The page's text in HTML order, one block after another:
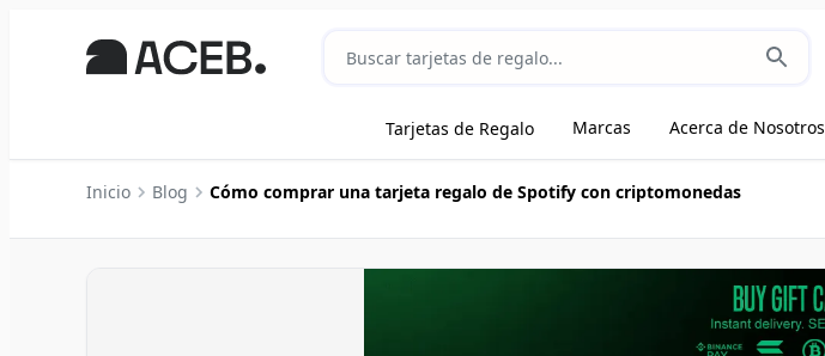
Tarjetas de Regalo Marcas Acerca de Nosotros
Inicio Blog Cómo comprar una tarjeta regalo de Spotify con criptomonedas